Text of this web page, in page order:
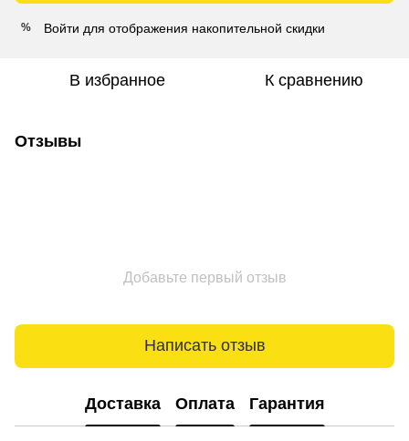
% Войти для отображения накопительной скидки
В избранное К сравнению
Отзывы
Добавьте первый отзыв
Написать отзыв
Доставка Оплата Гарантия